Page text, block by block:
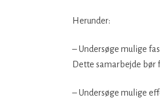
Herunder:
– Undersøge mulige
Dette samarbejde bør
– Undersøge mulige